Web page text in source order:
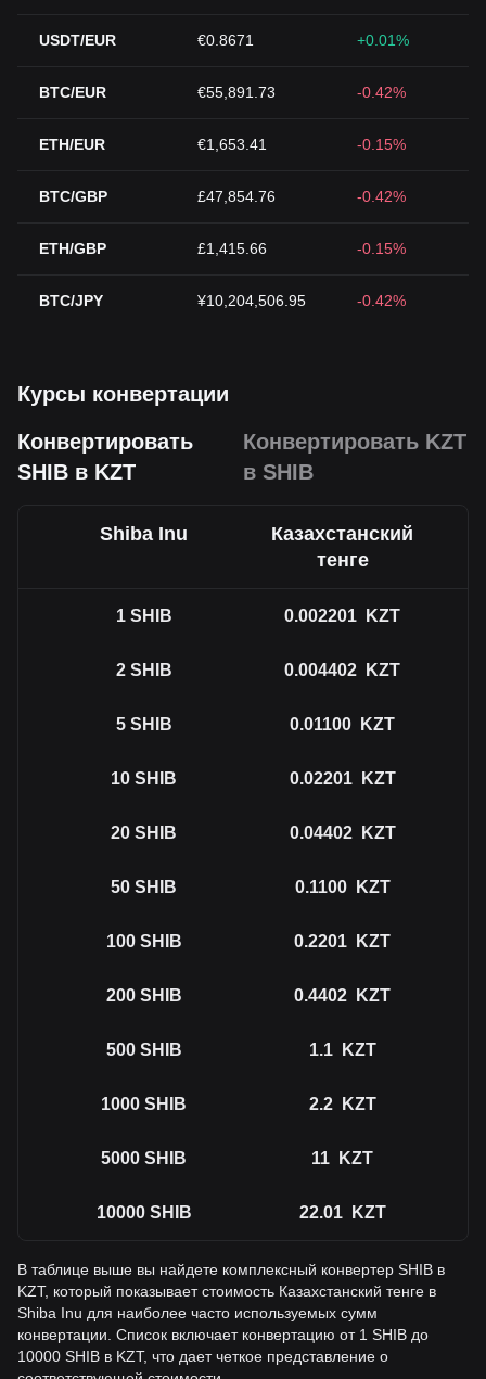
USDT/EUR €0.8671 +0.01%
BTC/EUR €55,891.73 -0.42%
ETH/EUR €1,653.41 -0.15%
BTC/GBP £47,854.76 -0.42%
ETH/GBP £1,415.66 -0.15%
BTC/JPY ¥10,204,506.95 -0.42%
Курсы конвертации
Конвертировать
SHIB в KZT
Конвертировать KZT
в SHIB
Shiba Inu
Казахстанский
тенге
1 SHIB 0.002201 KZT
2 SHIB 0.004402 KZT
5 SHIB 0.01100 KZT
10 SHIB 0.02201 KZT
20 SHIB 0.04402 KZT
50 SHIB 0.1100 KZT
100 SHIB 0.2201 KZT
200 SHIB 0.4402 KZT
500 SHIB 1.1 KZT
1000 SHIB 2.2 KZT
5000 SHIB 11 KZT
10000 SHIB 22.01 KZT
В таблице выше вы найдете комплексный конвертер SHIB в
KZT, который показывает стоимость Казахстанский тенге в
Shiba Inu для наиболее часто используемых сумм
конвертации. Список включает конвертацию от 1 SHIB до
10000 SHIB в KZT, что дает четкое представление о